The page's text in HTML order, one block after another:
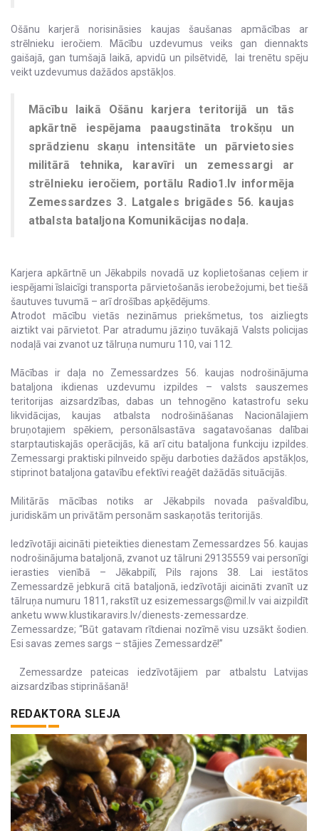
Ošānu karjerā norisināsies kaujas šaušanas apmācības ar
strēlnieku ieročiem. Mācību uzdevumus veiks gan diennakts
gaišajā, gan tumšajā laikā, apvidū un pilsētvidē, lai trenētu spēju
veikt uzdevumus dažādos apstākļos.
Mācību laikā Ošānu karjera teritorijā un tās
apkārtnē iespējama paaugstināta trokšņu un
sprādzienu skaņu intensitāte un pārvietosies
militārā tehnika, karavīri un zemessargi ar
strēlnieku ieročiem, portālu Radio1.lv informēja
Zemessardzes 3. Latgales brigādes 56. kaujas
atbalsta bataljona Komunikācijas nodaļa.
Karjera apkārtnē un Jēkabpils novadā uz koplietošanas ceļiem ir
iespējami īslaicīgi transporta pārvietošanās ierobežojumi, bet tiešā
šautuves tuvumā – arī drošības apķēdējums.
Atrodot mācību vietās nezināmus priekšmetus, tos aizliegts
aiztikt vai pārvietot. Par atradumu jāziņo tuvākajā Valsts policijas
nodaļā vai zvanot uz tālruņa numuru 110, vai 112.
Mācības ir daļa no Zemessardzes 56. kaujas nodrošinājuma
bataljona ikdienas uzdevumu izpildes – valsts sauszemes
teritorijas aizsardzības, dabas un tehnogēno katastrofu seku
likvidācijas, kaujas atbalsta nodrošināšanas Nacionālajiem
bruņotajiem spēkiem, personālsastāva sagatavošanas dalībai
starptautiskajās operācijās, kā arī citu bataljona funkciju izpildes.
Zemessargi praktiski pilnveido spēju darboties dažādos apstākļos,
stiprinot bataljona gatavību efektīvi reaģēt dažādās situācijās.
Militārās mācības notiks ar Jēkabpils novada pašvaldību,
juridiskām un privātām personām saskaņotās teritorijās.
Iedzīvotāji aicināti pieteikties dienestam Zemessardzes 56. kaujas
nodrošinājuma bataljonā, zvanot uz tālruni 29135559 vai personīgi
ierasties vienībā – Jēkabpilī, Pils rajons 38. Lai iestātos
Zemessardzē jebkurā citā bataljonā, iedzīvotāji aicināti zvanīt uz
tālruņa numuru 1811, rakstīt uz esizemessargs@mil.lv vai aizpildīt
anketu www.klustikaravirs.lv/dienests-zemessardze.
Zemessardze; “Būt gatavam rītdienai nozīmē visu uzsākt šodien.
Esi savas zemes sargs – stājies Zemessardzē!”
Zemessardze pateicas iedzīvotājiem par atbalstu Latvijas
aizsardzības stiprināšanā!
REDAKTORA SLEJA